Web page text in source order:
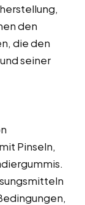
den
die den
seiner
Pinseln,